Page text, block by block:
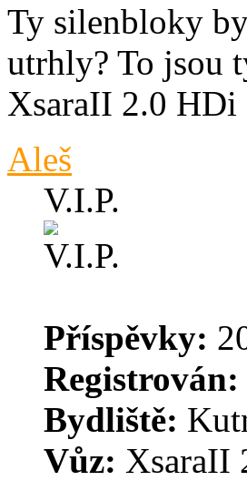
Ty silenbloky
utrhly? To jsou
XsaraII 2.0 HDi
Aleš
V.I.P.
Příspěvky:
Registrován:
Bydliště:
Vůz: XsaraII